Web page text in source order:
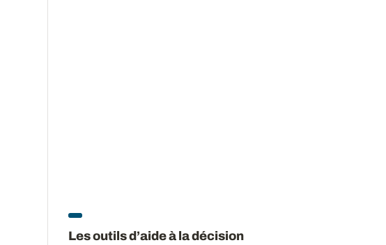
Les outils d’aide à la décision